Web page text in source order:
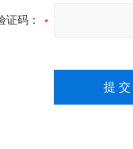
证码：